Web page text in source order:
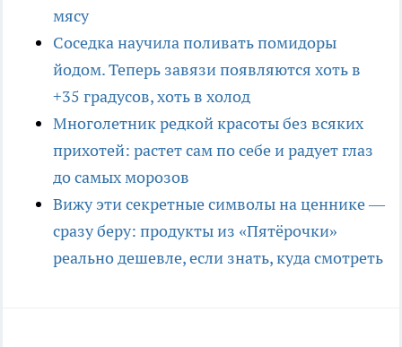
мясу
Соседка научила поливать помидоры
йодом. Теперь завязи появляются хоть в
+35 градусов, хоть в холод
Многолетник редкой красоты без всяких
прихотей: растет сам по себе и радует глаз
до самых морозов
Вижу эти секретные символы на ценнике —
сразу беру: продукты из «Пятёрочки»
реально дешевле, если знать, куда смотреть